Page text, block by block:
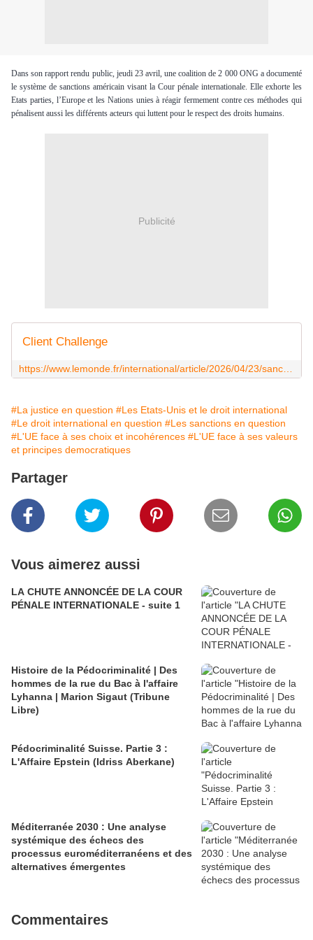
Dans son rapport rendu public, jeudi 23 avril, une coalition de 2 000 ONG a documenté
le système de sanctions américain visant la Cour pénale internationale. Elle exhorte les
Etats parties, l’Europe et les Nations unies à réagir fermement contre ces méthodes qui
pénalisent aussi les différents acteurs qui luttent pour le respect des droits humains.
Publicité
Client Challenge
#La justice en question #Les Etats-Unis et le droit international
#Le droit international en question #Les sanctions en question
#L'UE face à ses choix et incohérences #L'UE face à ses valeurs
et principes democratiques
Partager
Vous aimerez aussi
LA CHUTE ANNONCÉE DE LA COUR
PÉNALE INTERNATIONALE - suite 1
Histoire de la Pédocriminalité | Des
hommes de la rue du Bac à l'affaire
Lyhanna | Marion Sigaut (Tribune
Libre)
Pédocriminalité Suisse. Partie 3 :
L'Affaire Epstein (Idriss Aberkane)
Méditerranée 2030 : Une analyse
systémique des échecs des
processus euroméditerranéens et des
alternatives émergentes
Commentaires